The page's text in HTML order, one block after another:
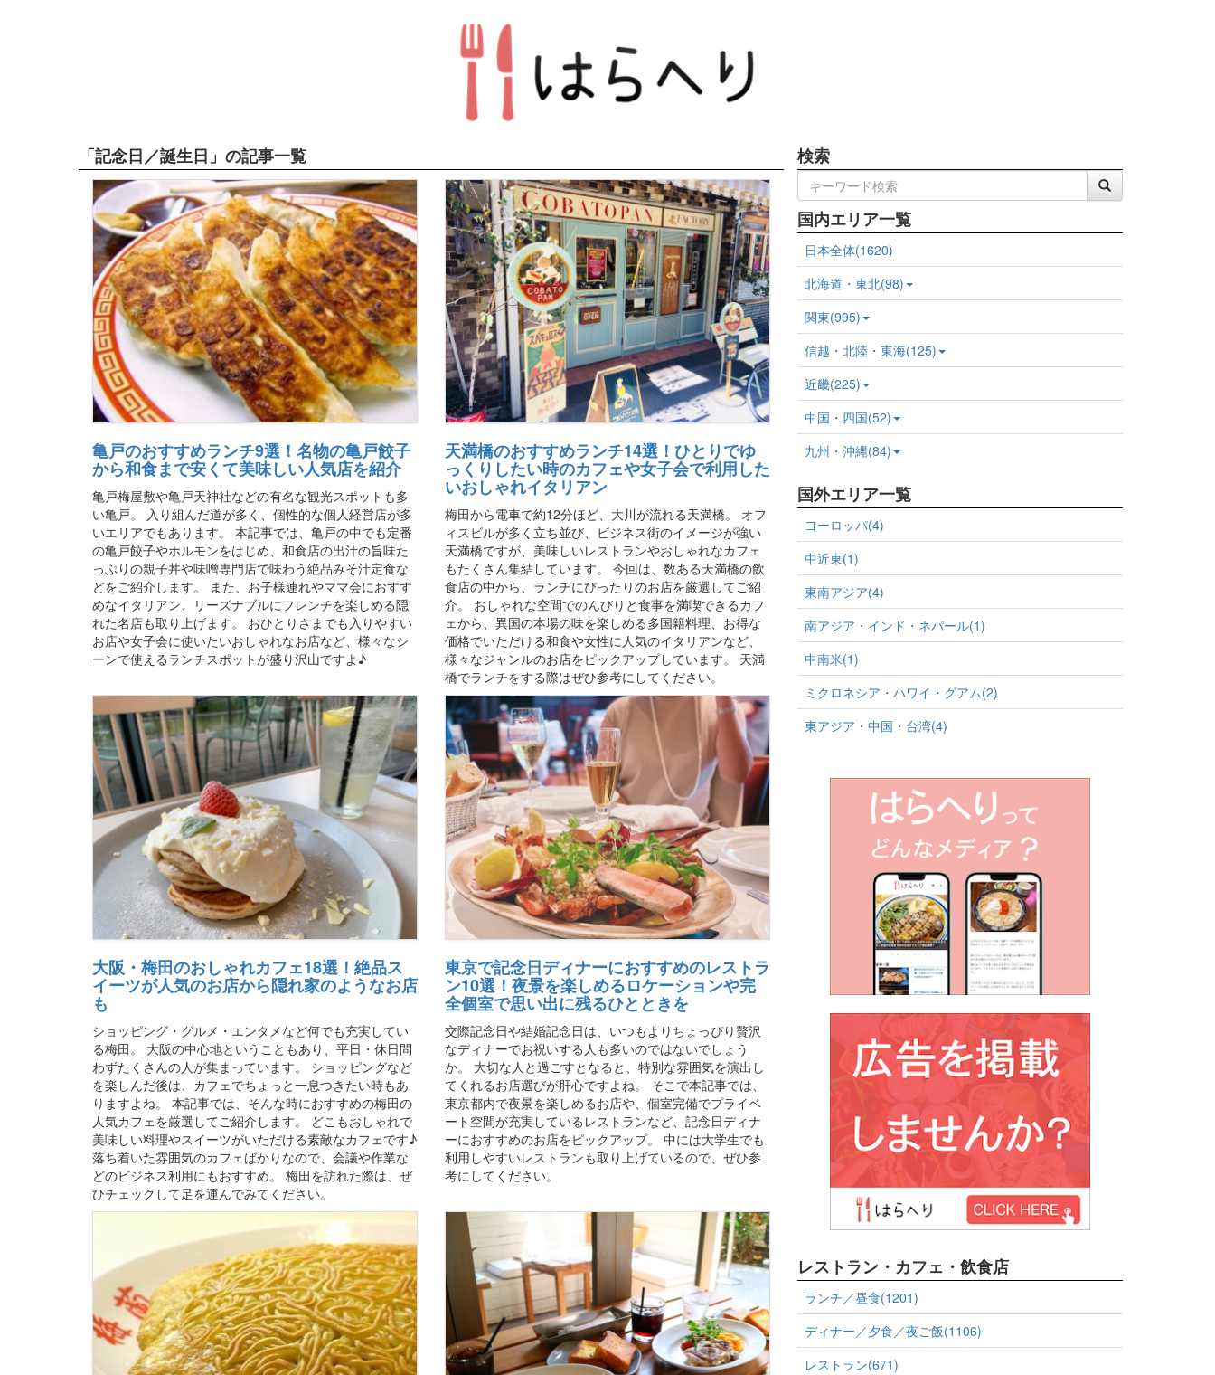
「記念日／誕生日」の記事一覧
亀戸のおすすめランチ9選！名物の亀戸餃子
から和食まで安くて美味しい人気店を紹介
亀戸梅屋敷や亀戸天神社などの有名な観光スポットも多
い亀戸。 入り組んだ道が多く、個性的な個人経営店が多
いエリアでもあります。 本記事では、亀戸の中でも定番
の亀戸餃子やホルモンをはじめ、和食店の出汁の旨味た
っぷりの親子丼や味噌専門店で味わう絶品みそ汁定食な
どをご紹介します。 また、お子様連れやママ会におすす
めなイタリアン、リーズナブルにフレンチを楽しめる隠
れた名店も取り上げます。 おひとりさまでも入りやすい
お店や女子会に使いたいおしゃれなお店など、様々なシ
ーンで使えるランチスポットが盛り沢山ですよ♪
天満橋のおすすめランチ14選！ひとりでゆ
っくりしたい時のカフェや女子会で利用した
いおしゃれイタリアン
梅田から電車で約12分ほど、大川が流れる天満橋。 オフ
ィスビルが多く立ち並び、ビジネス街のイメージが強い
天満橋ですが、美味しいレストランやおしゃれなカフェ
もたくさん集結しています。 今回は、数ある天満橋の飲
食店の中から、ランチにぴったりのお店を厳選してご紹
介。 おしゃれな空間でのんびりと食事を満喫できるカフ
ェから、異国の本場の味を楽しめる多国籍料理、お得な
価格でいただける和食や女性に人気のイタリアンなど、
様々なジャンルのお店をピックアップしています。 天満
橋でランチをする際はぜひ参考にしてください。
大阪・梅田のおしゃれカフェ18選！絶品ス
イーツが人気のお店から隠れ家のようなお店
も
ショッピング・グルメ・エンタメなど何でも充実してい
る梅田。 大阪の中心地ということもあり、平日・休日問
わずたくさんの人が集まっています。 ショッピングなど
を楽しんだ後は、カフェでちょっと一息つきたい時もあ
りますよね。 本記事では、そんな時におすすめの梅田の
人気カフェを厳選してご紹介します。 どこもおしゃれで
美味しい料理やスイーツがいただける素敵なカフェです♪
落ち着いた雰囲気のカフェばかりなので、会議や作業な
どのビジネス利用にもおすすめ。 梅田を訪れた際は、ぜ
ひチェックして足を運んでみてください。
東京で記念日ディナーにおすすめのレストラ
ン10選！夜景を楽しめるロケーションや完
全個室で思い出に残るひとときを
交際記念日や結婚記念日は、いつもよりちょっぴり贅沢
なディナーでお祝いする人も多いのではないでしょう
か。 大切な人と過ごすとなると、特別な雰囲気を演出し
てくれるお店選びが肝心ですよね。 そこで本記事では、
東京都内で夜景を楽しめるお店や、個室完備でプライベ
ート空間が充実しているレストランなど、記念日ディナ
ーにおすすめのお店をピックアップ。 中には大学生でも
利用しやすいレストランも取り上げているので、ぜひ参
考にしてください。
検索
国内エリア一覧
日本全体(1620)
北海道・東北(98)
関東(995)
信越・北陸・東海(125)
近畿(225)
中国・四国(52)
九州・沖縄(84)
国外エリア一覧
ヨーロッパ(4)
中近東(1)
東南アジア(4)
南アジア・インド・ネパール(1)
中南米(1)
ミクロネシア・ハワイ・グアム(2)
東アジア・中国・台湾(4)
レストラン・カフェ・飲食店
ランチ／昼食(1201)
ディナー／夕食／夜ご飯(1106)
レストラン(671)